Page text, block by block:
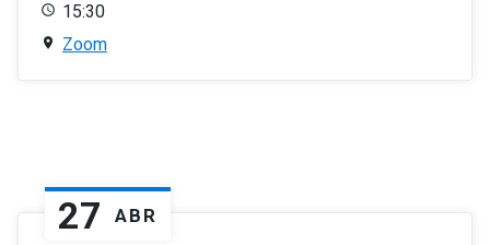
15:30
Zoom
27 ABR